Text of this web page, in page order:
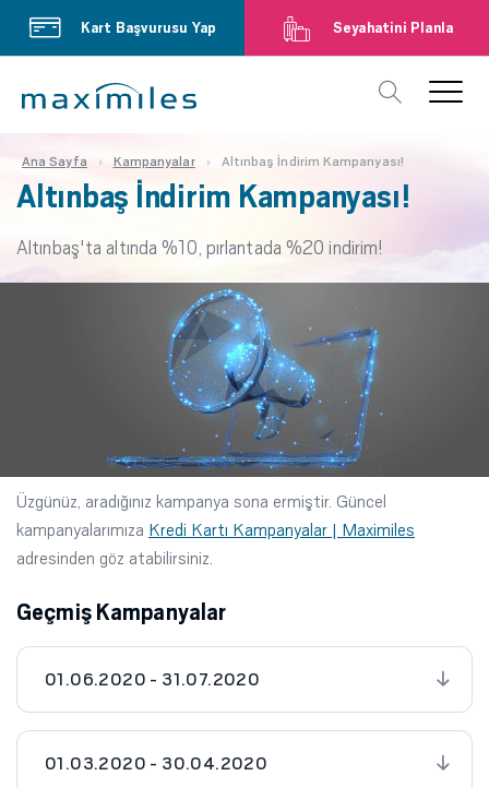
Kart Başvurusu Yap Seyahatini Planla
Ana Sayfa Kampanyalar Altınbaş İndirim Kampanyası!
Altınbaş İndirim Kampanyası!
Altınbaş'ta altında %10, pırlantada %20 indirim!
Üzgünüz, aradığınız kampanya sona ermiştir. Güncel
kampanyalarımıza Kredi Kartı Kampanyalar | Maximiles
adresinden göz atabilirsiniz.
Geçmiş Kampanyalar
01.06.2020 - 31.07.2020
01.03.2020 - 30.04.2020